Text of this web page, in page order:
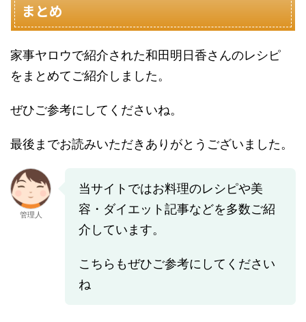
まとめ
家事ヤロウで紹介された和田明日香さんのレシピ
をまとめてご紹介しました。
ぜひご参考にしてくださいね。
最後までお読みいただきありがとうございました。
管理人
当サイトではお料理のレシピや美
容・ダイエット記事などを多数ご紹
介しています。
こちらもぜひご参考にしてください
ね